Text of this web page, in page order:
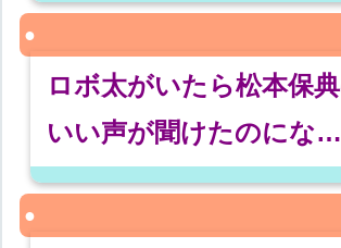
ロボ太がいたら松本保
いい声が聞けたのにな…